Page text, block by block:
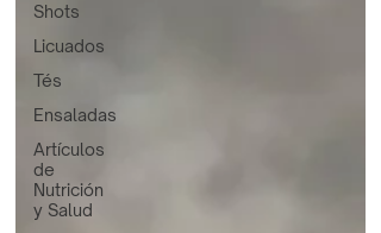
Shots
Licuados
Tés
Ensaladas
Artículos
de
Nutrición
y Salud